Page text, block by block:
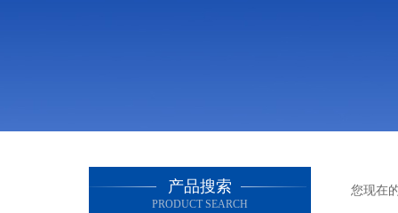
产品搜索
PRODUCT SEARCH
您现在